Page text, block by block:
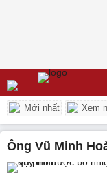
Mới nhất Xem
ông Vũ Minh